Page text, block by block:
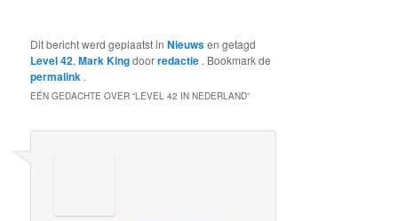
Dit bericht werd geplaatst inNieuwsen getagd
Level 42,Mark Kingdoorredactie . Bookmark de
permalink .
EÉN GEDACHTE OVER “LEVEL 42 IN NEDERLAND”